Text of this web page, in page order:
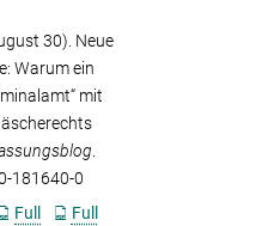
30). Neue
Warum ein
mit
181640-0
Full Full